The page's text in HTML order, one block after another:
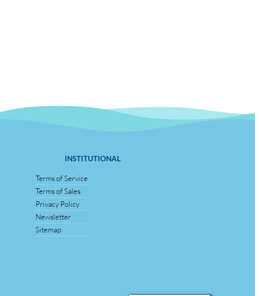
INSTITUTIONAL
Terms of Service
Terms of Sales
Privacy Policy
Newsletter
Sitemap